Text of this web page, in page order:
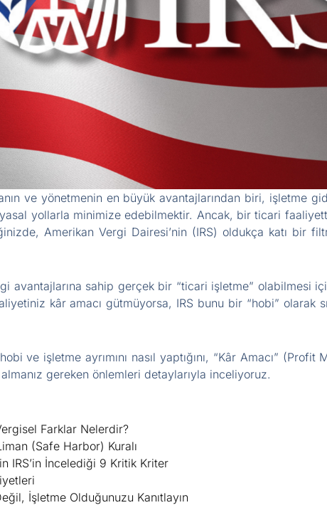
ve yönetmenin en büyük avantajlarından biri, işletme
yollarla minimize edebilmektir. Ancak, bir ticari
Amerikan Vergi Dairesi’nin (IRS) oldukça katı bir
avantajlarına sahip gerçek bir “ticari işletme” olabilmesi
kâr amacı gütmüyorsa, IRS bunu bir “hobi” olarak
ve işletme ayrımını nasıl yaptığını, “Kâr Amacı”
almanız gereken önlemleri detaylarıyla inceliyoruz.
Farklar Nelerdir?
(Safe Harbor) Kuralı
IRS’in İncelediği 9 Kritik Kriter
İşletme Olduğunuzu Kanıtlayın